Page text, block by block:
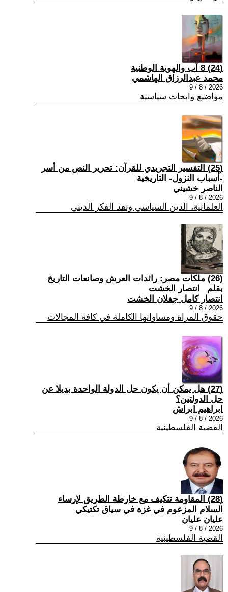
(24) 8 آب والهوية الوطنية
محمد عبدالرزاق الهاشمي
2026 / 8 / 9
مواضيع وابحاث سياسية
(25) التفسير التجريدي للقرآن: تحرير النص من أسر
-أسباب النزول- التاريخية
الناصر خشيني
2026 / 8 / 9
العلمانية، الدين السياسي ونقد الفكر الديني
(26) ملكات مصر: رائدات العرش وصانعات التاريخ
بقلم _انتصار الخشت
انتصار كامل جفلان الخشت
2026 / 8 / 9
حقوق المراة ومساواتها الكاملة في كافة المجالات
(27) هل يمكن أن يكون حل الدولة الواحدة بديلا عن
حل الدولتين؟
ابراهيم ابراش
2026 / 8 / 9
القضية الفلسطينية
(28) المقاومة تتكيف مع خارطة الطريق لإرساء
السلام المزعوم في غزة في سياق تكتيكي
عليان عليان
2026 / 8 / 9
القضية الفلسطينية